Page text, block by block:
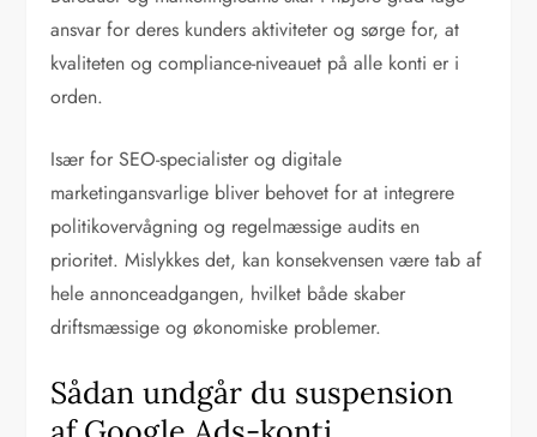
ansvar for deres kunders aktiviteter og sørge for, at
kvaliteten og compliance-niveauet på alle konti er i
orden.
Især for SEO-specialister og digitale
marketingansvarlige bliver behovet for at integrere
politikovervågning og regelmæssige audits en
prioritet. Mislykkes det, kan konsekvensen være tab af
hele annonceadgangen, hvilket både skaber
driftsmæssige og økonomiske problemer.
Sådan undgår du suspension